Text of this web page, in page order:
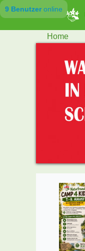
9 Benutzeronline
Home